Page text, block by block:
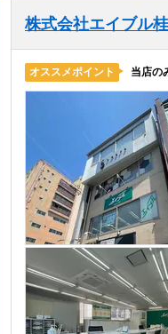
株式会社エイブル
オススメポイント 当店の